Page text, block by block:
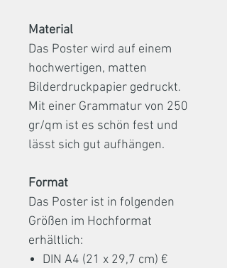
Material
Das Poster wird auf einem
hochwertigen, matten
Bilderdruckpapier gedruckt.
Mit einer Grammatur von 250
gr/qm ist es schön fest und
lässt sich gut aufhängen.
Format
Das Poster ist in folgenden
Größen im Hochformat
erhältlich:
DIN A4 (21 x 29,7 cm) €